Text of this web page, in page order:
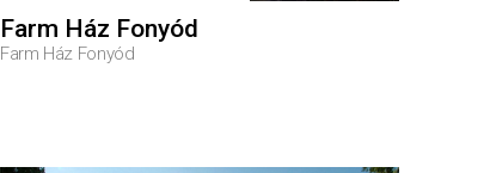
Farm Ház Fonyód
Farm Ház Fonyód